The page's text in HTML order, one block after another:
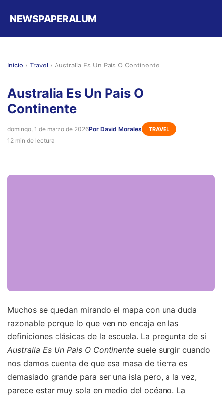
NEWSPAPERALUM
Inicio › Travel › Australia Es Un Pais O Continente
Australia Es Un Pais O
Continente
domingo, 1 de marzo de 2026Por David Morales TRAVEL
12 min de lectura
Muchos se quedan mirando el mapa con una duda
razonable porque lo que ven no encaja en las
definiciones clásicas de la escuela. La pregunta de si
Australia Es Un Pais O Continente suele surgir cuando
nos damos cuenta de que esa masa de tierra es
demasiado grande para ser una isla pero, a la vez,
parece estar muy sola en medio del océano. La